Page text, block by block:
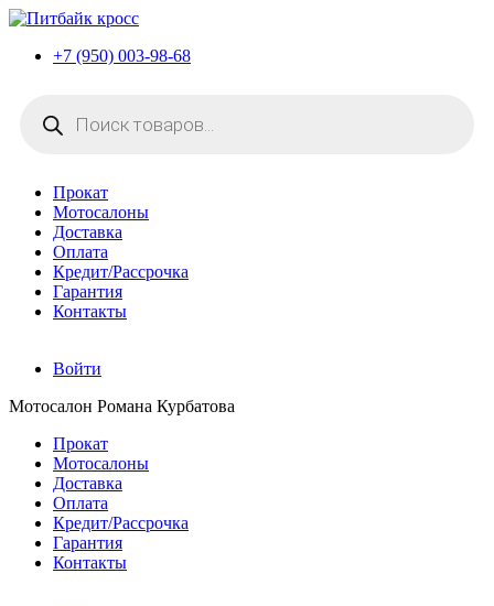
+7 (950) 003-98-68
товаров
Прокат
Мотосалоны
Доставка
Оплата
Кредит/Рассрочка
Гарантия
Контакты
Войти
Мотосалон Романа Курбатова
Прокат
Мотосалоны
Доставка
Оплата
Кредит/Рассрочка
Гарантия
Контакты